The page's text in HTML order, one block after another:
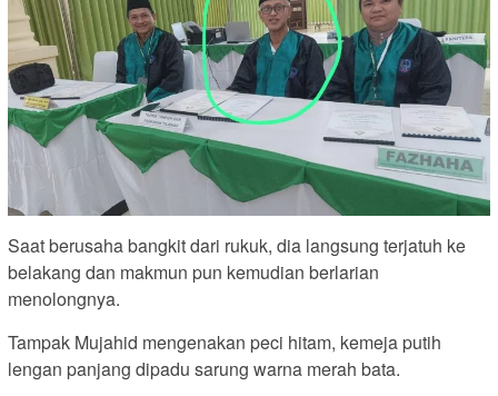
Saat berusaha bangkit dari rukuk, dia langsung terjatuh ke
belakang dan makmun pun kemudian berlarian
menolongnya.
Tampak Mujahid mengenakan peci hitam, kemeja putih
lengan panjang dipadu sarung warna merah bata.